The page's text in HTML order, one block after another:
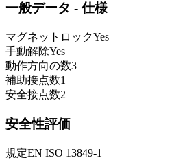
一般データ - 仕様
マグネットロックYes
手動解除Yes
動作方向の数3
補助接点数1
安全接点数2
安全性評価
規定EN ISO 13849-1